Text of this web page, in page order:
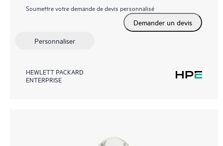
Soumettre votre demande de devis personnalisé
Demander un devis
Personnaliser
HEWLETT PACKARD
ENTERPRISE